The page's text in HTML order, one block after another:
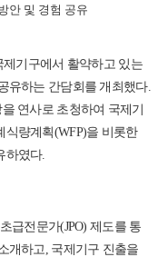
안 및 경험 공유
기구에서 활약하고 있는
유하는 간담회를 개최했다.
연사로 초청하여 국제기
량계획(WFP)을 비롯한
하였다.
급전문가(JPO) 제도를 통
개하고, 국제기구 진출을